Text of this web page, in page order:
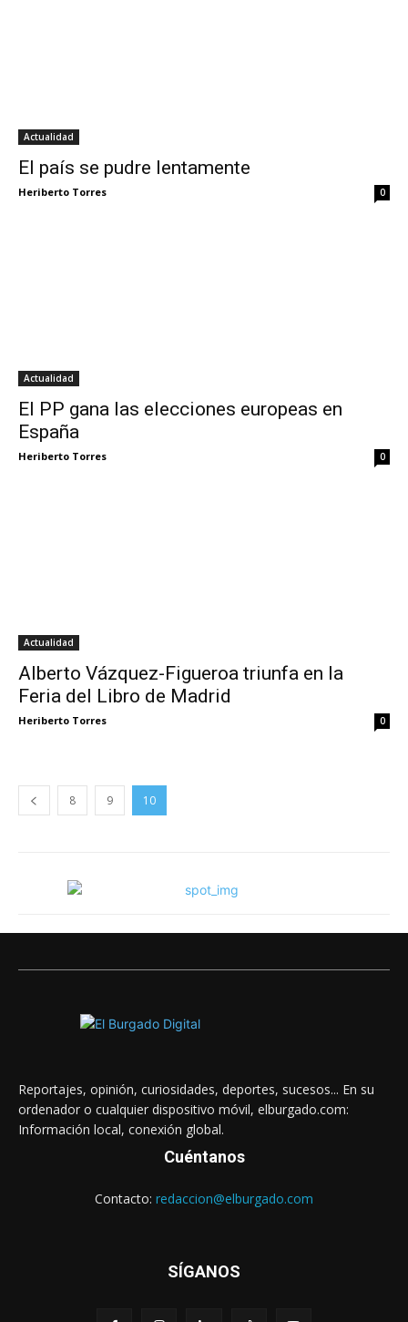
Actualidad
El país se pudre lentamente
Heriberto Torres 0
Actualidad
El PP gana las elecciones europeas en
España
Heriberto Torres 0
Actualidad
Alberto Vázquez-Figueroa triunfa en la
Feria del Libro de Madrid
Heriberto Torres 0
8 9 10
Reportajes, opinión, curiosidades, deportes, sucesos... En su
ordenador o cualquier dispositivo móvil, elburgado.com:
Información local, conexión global.
Cuéntanos
Contacto: redaccion@elburgado.com
SÍGANOS